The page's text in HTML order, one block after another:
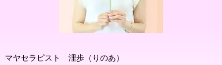
マヤセラピスト 浬歩（りのあ）